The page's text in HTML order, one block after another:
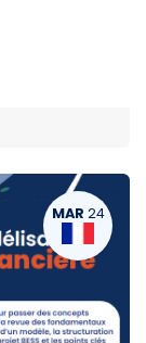
MAR 24